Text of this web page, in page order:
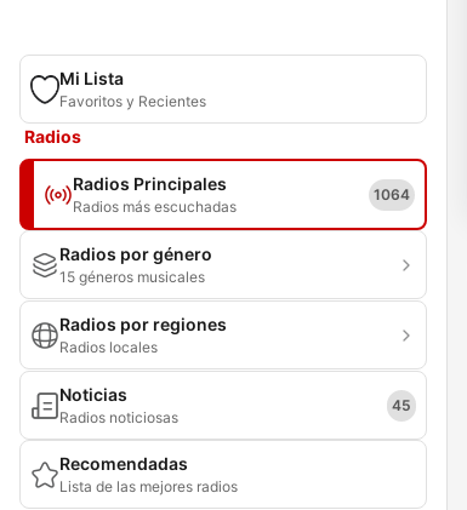
Mi Lista
Favoritos y Recientes
Radios
Radios Principales
Radios más escuchadas
1064
Radios por género
15 géneros musicales
Radios por regiones
Radios locales
Noticias
Radios noticiosas
45
Recomendadas
Lista de las mejores radios